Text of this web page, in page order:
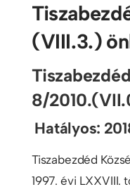
(VIII.3.)
8/
Hatályos:
Tiszabezdéd
1997. évi